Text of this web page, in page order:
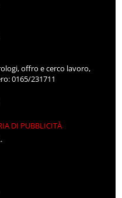
offro e cerco lavoro,
0165/231711
DI PUBBLICITÀ